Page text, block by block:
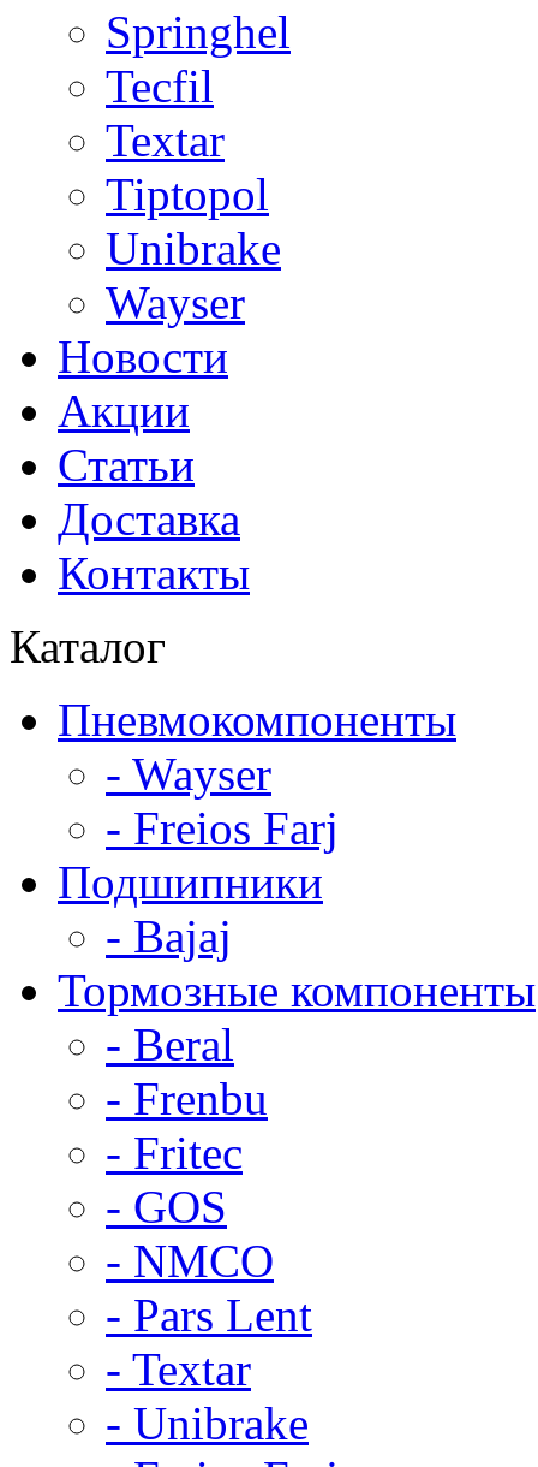
Springhel
Tecfil
Textar
Tiptopol
Unibrake
Wayser
Новости
Акции
Статьи
Доставка
Контакты
Каталог
Пневмокомпоненты
- Wayser
- Freios Farj
Подшипники
- Bajaj
Тормозные компоненты
- Beral
- Frenbu
- Fritec
- GOS
- NMCO
- Pars Lent
- Textar
- Unibrake